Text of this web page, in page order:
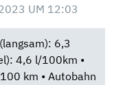
2023 UM 12:03
6,3
4,6 l/100km •
km • Autobahn